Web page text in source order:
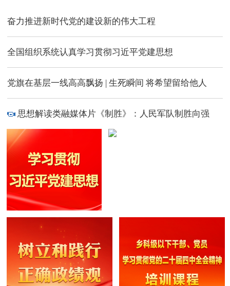
奋力推进新时代党的建设新的伟大工程
全国组织系统认真学习贯彻习近平党建思想
党旗在基层一线高高飘扬 |生死瞬间 将希望留给他人
思想解读类融媒体片《制胜》：人民军队制胜向强